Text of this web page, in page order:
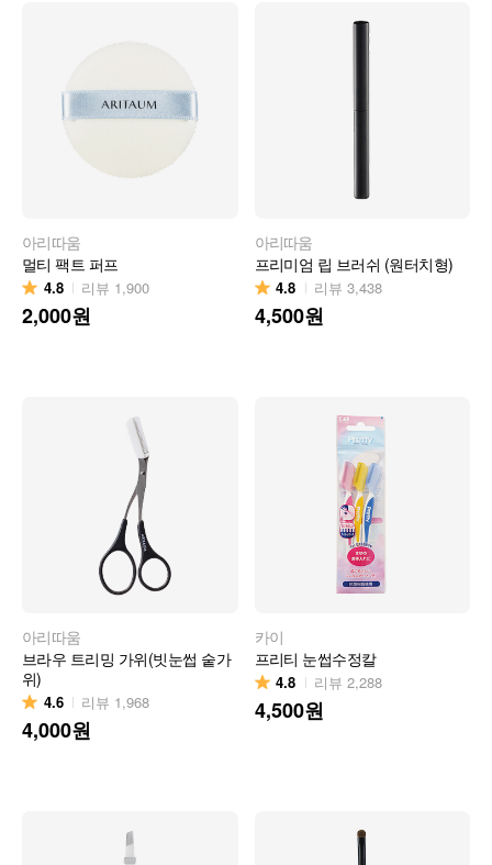
아리따움
멀티 팩트 퍼프
4.8 리뷰 1,900
2,000원
아리따움
프리미엄 립 브러쉬 (원터치형)
4.8 리뷰 3,438
4,500원
아리따움
브라우 트리밍 가위(빗눈썹 숱가
위)
4.6 리뷰 1,968
4,000원
카이
프리티 눈썹수정칼
4.8 리뷰 2,288
4,500원